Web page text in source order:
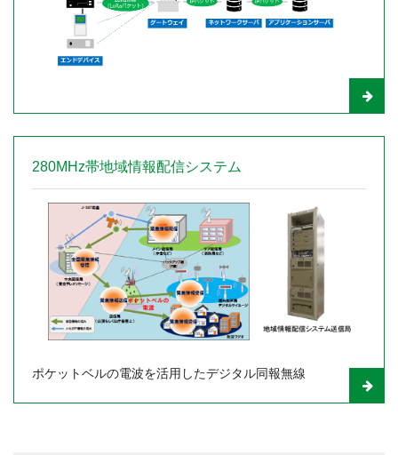
280MHz帯地域情報配信システム
ポケットベルの電波を活用したデジタル同報無線